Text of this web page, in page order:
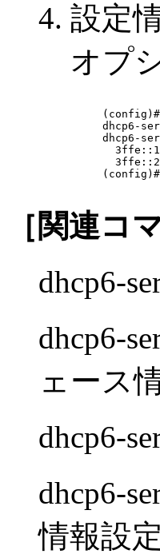
設定
オプ
(config)#
dhcp6-
dhcp6-
  3ffe::1
  3ffe::2
(config)#
［関連コ
dhcp6-
dhcp6-
ェース
dhcp6-
dhcp6-
情報設定